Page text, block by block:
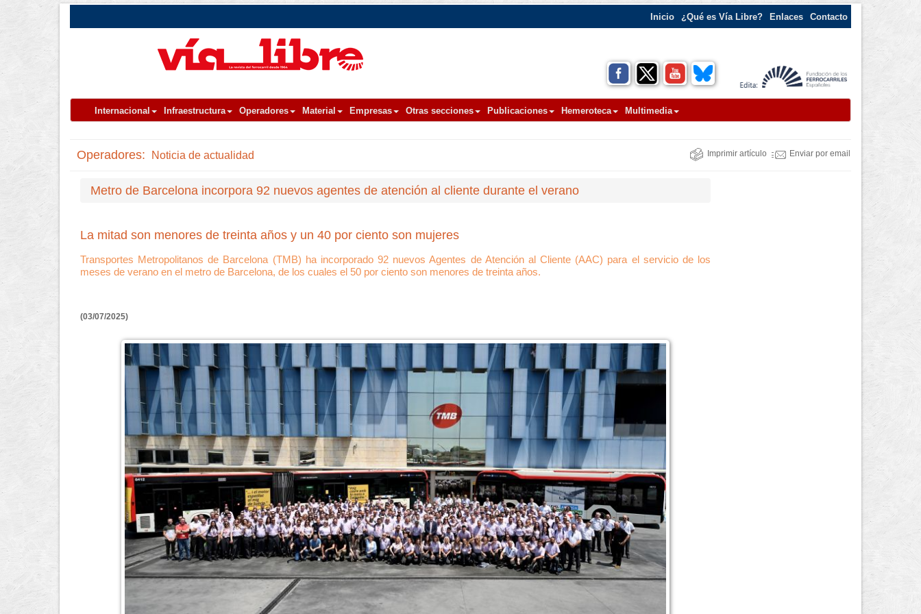
Inicio ¿Qué es Vía Libre? Enlaces Contacto
Internacional Infraestructura Operadores Material Empresas Otras secciones Publicaciones Hemeroteca Multimedia
Operadores: Noticia de actualidad Imprimir artículo Enviar por email
Metro de Barcelona incorpora 92 nuevos agentes de atención al cliente durante el verano
La mitad son menores de treinta años y un 40 por ciento son mujeres
Transportes Metropolitanos de Barcelona (TMB) ha incorporado 92 nuevos Agentes de Atención al Cliente (AAC) para el servicio de los
meses de verano en el metro de Barcelona, de los cuales el 50 por ciento son menores de treinta años.
(03/07/2025)